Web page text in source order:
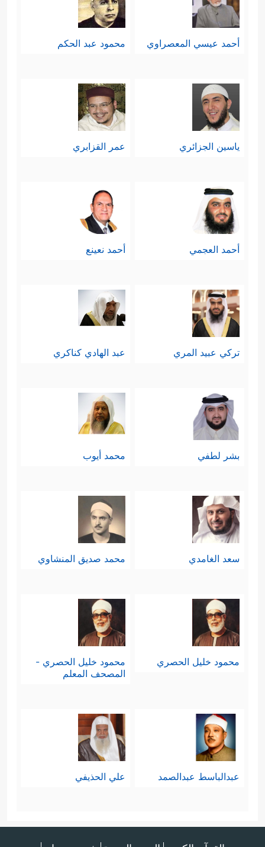
أحمد عيسي المعصراوي محمود عبد الحكم
ياسين الجزائري عمر القزابري
أحمد العجمي أحمد نعينع
تركي عبيد المري عبد الهادي كناكري
بشر لطفي محمد أيوب
سعد الغامدي محمد صديق المنشاوي
محمود خليل الحصري
محمود خليل الحصري -
المصحف المعلم
عبدالباسط عبدالصمد علي الحذيفي